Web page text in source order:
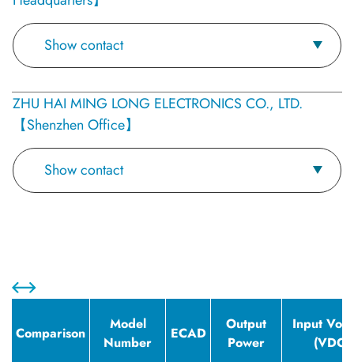
Show contact
ZHU HAI MING LONG ELECTRONICS CO., LTD.
【Shenzhen Office】
Show contact
Comparison
Model
Number
ECAD
Output
Power
Input
(VDC)